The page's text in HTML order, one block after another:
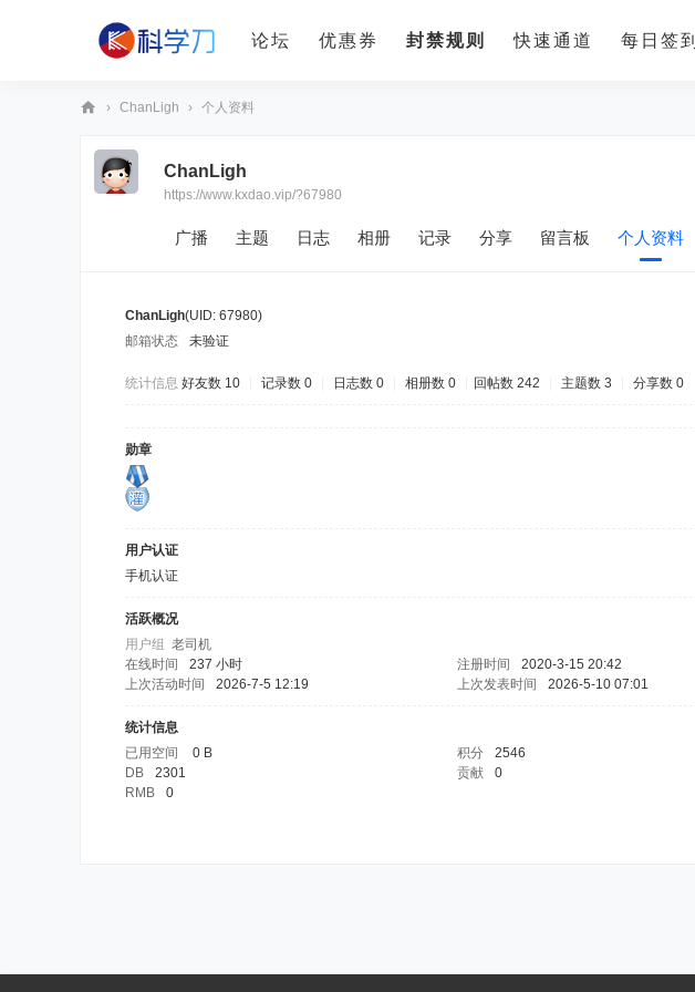
论坛 优惠券 封禁规则 快速通道 每日签到
› ChanLigh › 个人资料
ChanLigh
https://www.kxdao.vip/?67980
广播 主题 日志 相册 记录 分享 留言板 个人资料
ChanLigh(UID: 67980)
邮箱状态
未验证
统计信息 好友数 10 记录数 0 日志数 0 相册数 0 回帖数 242 主题数 3 分享数 0
勋章
用户认证
手机认证
活跃概况
用户组 老司机
在线时间
237 小时 注册时间 2020-3-15 20:42
上次活动时间
2026-7-5 12:19 上次发表时间 2026-5-10 07:01
统计信息
已用空间
0 B 积分 2546
DB
2301 贡献 0
RMB
0